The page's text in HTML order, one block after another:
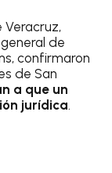
de
confirmaron
de San
a que un
jurídica.